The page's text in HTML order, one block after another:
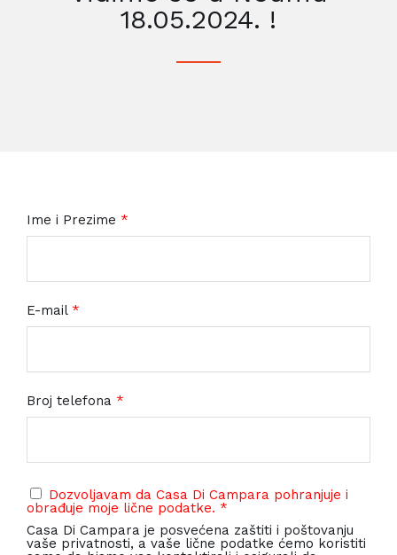
18.05.2024. !
Ime i Prezime *
E-mail *
Broj telefona *
Dozvoljavam da Casa Di Campara pohranjuje i
obrađuje moje lične podatke. *
Casa Di Campara je posvećena zaštiti i poštovanju
vaše privatnosti, a vaše lične podatke ćemo koristiti